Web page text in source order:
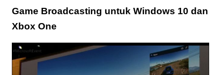
Game Broadcasting untuk Windows 10 dan
Xbox One